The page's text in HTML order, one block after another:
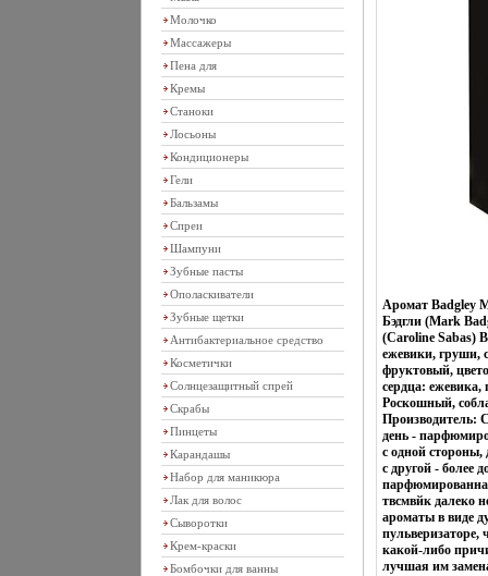
Молочко
Массажеры
Пена для
Кремы
Станоки
Лосьоны
Кондиционеры
Гели
Бальзамы
Спреи
Шампуни
Зубные пасты
Ополаскиватели
Зубные щетки
Антибактериальное средство
Косметички
Солнцезащитный спрей
Скрабы
Пинцеты
Карандашы
Набор для маникюра
Лак для волос
Сыворотки
Крем-краски
Бомбочки для ванны
Аромат Badgley
Бэдгли (Mark
(Caroline Sabas)
ежевики, груши,
фруктовый,
сердца:
Роскошный,
день -
с одной стороны,
с другой - более
твсмвйк далеко
ароматы в виде
пульверизаторе,
какой-либо
лучшая им